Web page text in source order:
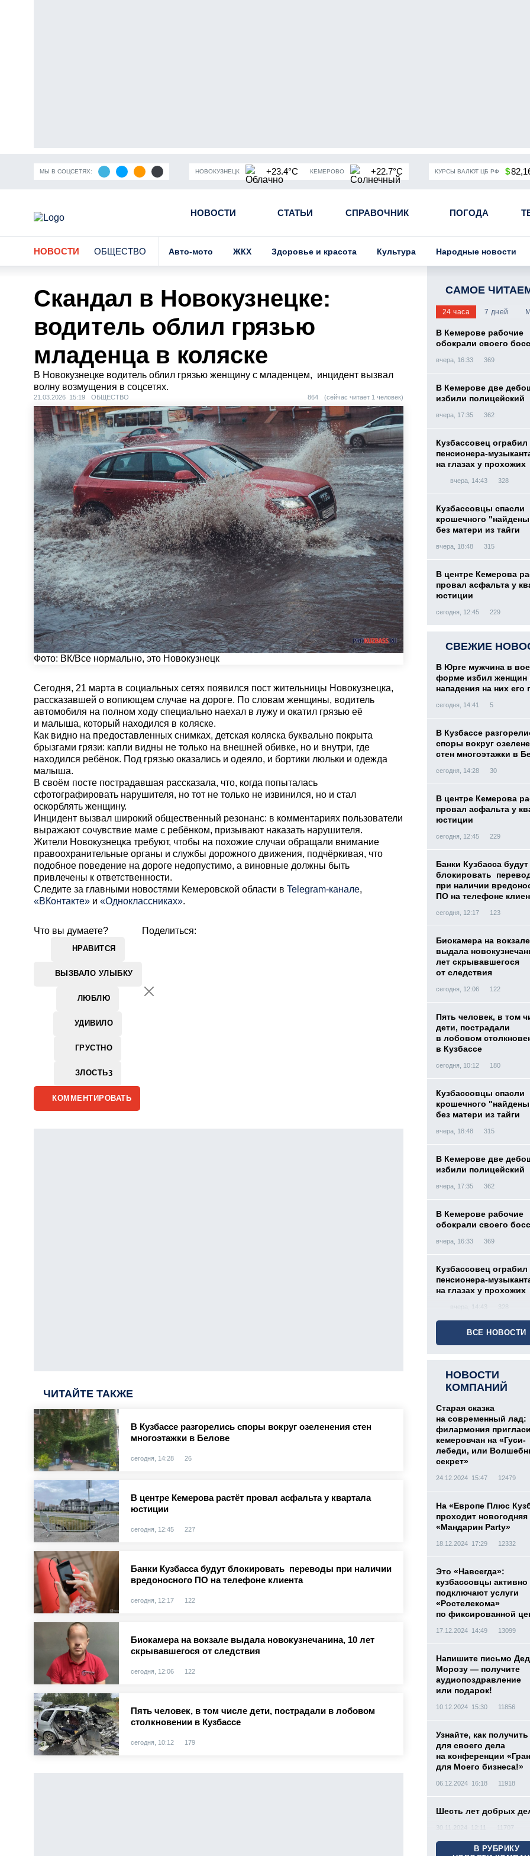
МЫ В СОЦСЕТЯХ: НОВОКУЗНЕЦК +23.4°C КЕМЕРОВО +22.7°C КУРСЫ ВАЛЮТ ЦБ РФ $
НОВОСТИ СТАТЬИ СПРАВОЧНИК ПОГОДА
Кузбасса Пандемия коронавирусной инфекции Частичная мобилизация в России Угольная промышленность
НОВОСТИ ОБЩЕСТВО Авто-мото ЖКХ Здоровье и красота Культура Народные новости
Скандал в Новокузнецке:
водитель облил грязью
младенца в коляске
В Новокузнецке водитель облил грязью женщину с младенцем, инцидент вызвал
волну возмущения в соцсетях.
21.03.2026 15:19 ОБЩЕСТВО 864 (сейчас читает 1 человек)
Фото: ВК/Все нормально, это Новокузнецк
Сегодня, 21 марта в социальных сетях появился пост жительницы Новокузнецка,
рассказавшей о вопиющем случае на дороге. По словам женщины, водитель
автомобиля на полном ходу специально наехал в лужу и окатил грязью её
и малыша, который находился в коляске.
Как видно на предоставленных снимках, детская коляска буквально покрыта
брызгами грязи: капли видны не только на внешней обивке, но и внутри, где
находился ребёнок. Под грязью оказались и одеяло, и бортики люльки и одежда
малыша.
В своём посте пострадавшая рассказала, что, когда попыталась
сфотографировать нарушителя, но тот не только не извинился, но и стал
оскорблять женщину.
Инцидент вызвал широкий общественный резонанс: в комментариях пользователи
выражают сочувствие маме с ребёнком, призывают наказать нарушителя.
Жители Новокузнецка требуют, чтобы на похожие случаи обращали внимание
правоохранительные органы и службы дорожного движения, подчёркивая, что
подобное поведение на дороге недопустимо, а виновные должны быть
привлечены к ответственности.
Cледите за главными новостями Кемеровской области в Telegram-канале,
«ВКонтакте» и «Одноклассниках».
Что вы думаете?
НРАВИТСЯ
ВЫЗВАЛО УЛЫБКУ
ЛЮБЛЮ
УДИВИЛО
ГРУСТНО
ЗЛОСТЬ3
Поделиться:
КОММЕНТИРОВАТЬ
ЧИТАЙТЕ ТАКЖЕ
В Кузбассе разгорелись споры вокруг озеленения стен
многоэтажки в Белове
сегодня, 14:28 26
В центре Кемерова растёт провал асфальта у квартала
юстиции
сегодня, 12:45 227
Банки Кузбасса будут блокировать переводы при наличии
вредоносного ПО на телефоне клиента
сегодня, 12:17 122
Биокамера на вокзале выдала новокузнечанина, 10 лет
скрывавшегося от следствия
сегодня, 12:06 122
Пять человек, в том числе дети, пострадали в лобовом
столкновении в Кузбассе
сегодня, 10:12 179
САМОЕ
24 часа 7 дней
В Кемерове рабочие
обокрали своего
вчера, 16:33 369
В Кемерове две
избили полицейский
вчера, 17:35 362
Кузбассовец ограбил
пенсионера-
на глазах у прохожих
вчера, 14:43 328
Кузбассовцы спасли
крошечного
без матери из тайги
вчера, 18:48 315
В центре Кемерова
провал асфальта у
юстиции
сегодня, 12:45 229
СВЕЖИЕ
В Юрге мужчина в
форме избил женщин
нападения на них его
сегодня, 14:41 5
В Кузбассе
споры вокруг
стен многоэтажки в
сегодня, 14:28 30
В центре Кемерова
провал асфальта у
юстиции
сегодня, 12:45 229
Банки Кузбасса будут
блокировать
при наличии
ПО на телефоне
сегодня, 12:17 123
Биокамера на вокзале
выдала
лет скрывавшегося
от следствия
сегодня, 12:06 122
Пять человек, в том
дети, пострадали
в лобовом
в Кузбассе
сегодня, 10:12 180
Кузбассовцы спасли
крошечного
без матери из тайги
вчера, 18:48 315
В Кемерове две
избили полицейский
вчера, 17:35 362
В Кемерове рабочие
обокрали своего
вчера, 16:33 369
Кузбассовец ограбил
пенсионера-
на глазах у прохожих
вчера, 14:43 328
ВСЕ НОВОСТИ
НОВОСТИ
КОМПАНИЙ
Старая сказка
на современный лад:
филармония
кемеровчан на «Гуси-
лебеди, или
секрет»
24.12.2024 15:47 12479
На «Европе Плюс
проходит новогодняя
«Мандарин Party»
18.12.2024 17:29 12332
Это «Навсегда»:
кузбассовцы активно
подключают услуги
«Ростелекома»
по фиксированной
17.12.2024 14:49 13099
Напишите письмо
Морозу — получите
аудиопоздравление
или подарок!
10.12.2024 15:30 11856
Узнайте, как получить
для своего дела
на конференции
для Моего бизнеса!»
06.12.2024 16:18 11918
Шесть лет добрых
30.11.2024 12:11 11707
В РУБРИКУ